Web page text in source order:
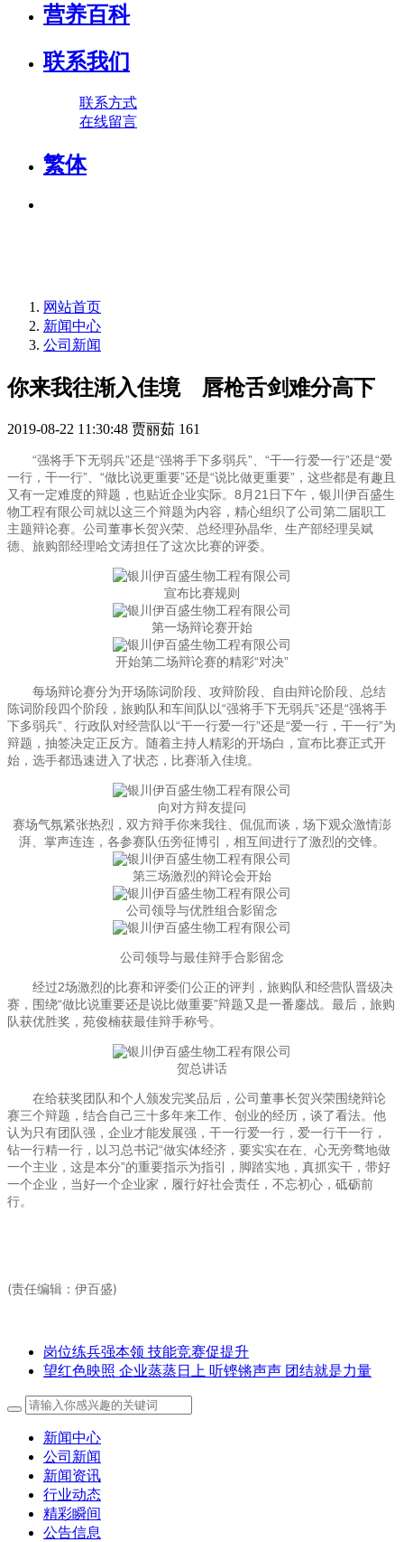
营养百科
联系我们
联系方式
在线留言
繁体
网站首页
新闻中心
公司新闻
你来我往渐入佳境 唇枪舌剑难分高下
2019-08-22 11:30:48 贾丽茹 161
“强将手下无弱兵”还是“强将手下多弱兵”、“干一行爱一行”还是“爱
一行，干一行”、“做比说更重要”还是“说比做更重要”，这些都是有趣且
又有一定难度的辩题，也贴近企业实际。8月21日下午，银川伊百盛生
物工程有限公司就以这三个辩题为内容，精心组织了公司第二届职工
主题辩论赛。公司董事长贺兴荣、总经理孙晶华、生产部经理吴斌
德、旅购部经理哈文涛担任了这次比赛的评委。
宣布比赛规则
第一场辩论赛开始
开始第二场辩论赛的精彩“对决”
每场辩论赛分为开场陈词阶段、攻辩阶段、自由辩论阶段、总结
陈词阶段四个阶段，旅购队和车间队以“强将手下无弱兵”还是“强将手
下多弱兵”、行政队对经营队以“干一行爱一行”还是“爱一行，干一行”为
辩题，抽签决定正反方。随着主持人精彩的开场白，宣布比赛正式开
始，选手都迅速进入了状态，比赛渐入佳境。
向对方辩友提问
赛场气氛紧张热烈，双方辩手你来我往、侃侃而谈，场下观众激情澎
湃、掌声连连，各参赛队伍旁征博引，相互间进行了激烈的交锋。
第三场激烈的辩论会开始
公司领导与优胜组合影留念
公司领导与最佳辩手合影留念
经过2场激烈的比赛和评委们公正的评判，旅购队和经营队晋级决
赛，围绕“做比说重要还是说比做重要”辩题又是一番鏖战。最后，旅购
队获优胜奖，苑俊楠获最佳辩手称号。
贺总讲话
在给获奖团队和个人颁发完奖品后，公司董事长贺兴荣围绕辩论
赛三个辩题，结合自己三十多年来工作、创业的经历，谈了看法。他
认为只有团队强，企业才能发展强，干一行爱一行，爱一行干一行，
钻一行精一行，以习总书记“做实体经济，要实实在在、心无旁骛地做
一个主业，这是本分”的重要指示为指引，脚踏实地，真抓实干，带好
一个企业，当好一个企业家，履行好社会责任，不忘初心，砥砺前
行。
(责任编辑：伊百盛)
岗位练兵强本领 技能竞赛促提升
望红色映照 企业蒸蒸日上 听铿锵声声 团结就是力量
新闻中心
公司新闻
新闻资讯
行业动态
精彩瞬间
公告信息